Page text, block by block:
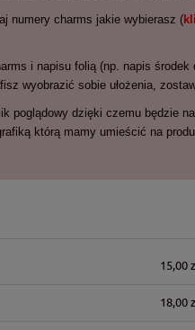
numery charms jakie wybierasz (
i napisu folią (np. napis
wyobrazić sobie ułożenia,
poglądowy dzięki czemu będzie
którą mamy umieścić na
nie zawiera ewentualnych kosztów
15,00
18,00